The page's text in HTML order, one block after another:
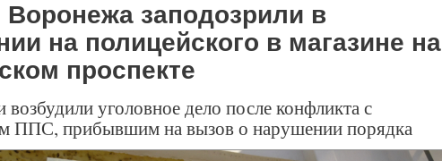
заподозрили в
на полицейского в магазине на
проспекте
возбудили уголовное дело после конфликта с
ППС, прибывшим на вызов о нарушении порядка